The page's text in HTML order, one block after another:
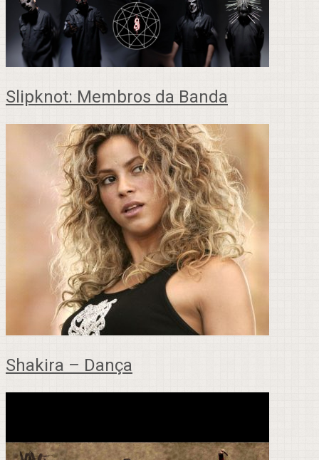
Slipknot: Membros da Banda
Shakira – Dança